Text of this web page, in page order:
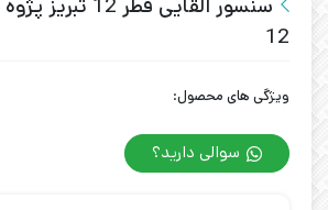
12
ویژگی های محصول:
سوالی دارید؟